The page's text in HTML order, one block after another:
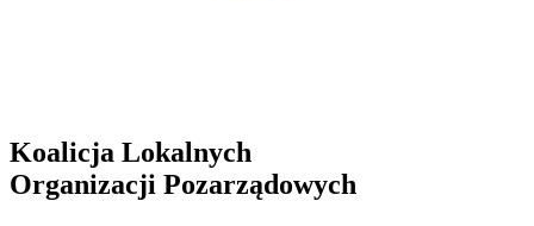
Koalicja Lokalnych
Organizacji Pozarządowych